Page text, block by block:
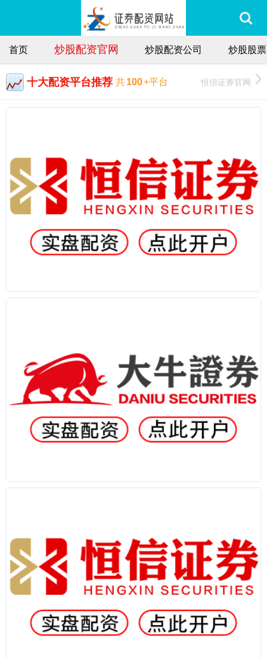
首页 炒股配资官网 炒股配资公司 炒股股
十大配资平台推荐 共100+平台 恒信证券官网